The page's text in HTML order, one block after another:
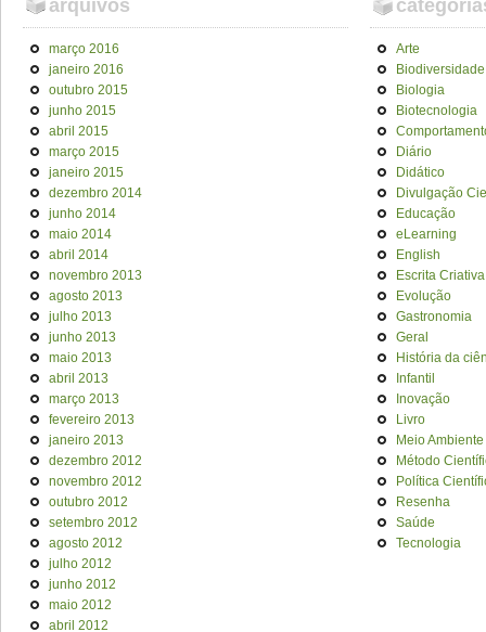
arquivos
março 2016
janeiro 2016
outubro 2015
junho 2015
abril 2015
março 2015
janeiro 2015
dezembro 2014
junho 2014
maio 2014
abril 2014
novembro 2013
agosto 2013
julho 2013
junho 2013
maio 2013
abril 2013
março 2013
fevereiro 2013
janeiro 2013
dezembro 2012
novembro 2012
outubro 2012
setembro 2012
agosto 2012
julho 2012
junho 2012
maio 2012
abril 2012
Arte
Biodiversidade
Biologia
Biotecnologia
Diário
Didático
Divulgação
Educação
eLearning
English
Escrita Criativa
Evolução
Gastronomia
Geral
História da
Infantil
Inovação
Livro
Meio Ambiente
Método
Política
Resenha
Saúde
Tecnologia